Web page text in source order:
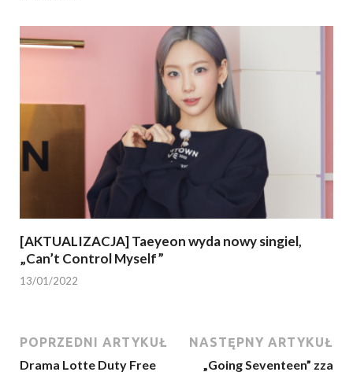
[AKTUALIZACJA] Taeyeon wyda nowy singiel,
„Can’t Control Myself”
13/01/2022
POPRZEDNI ARTYKUŁ
Drama Lotte Duty Free
NASTĘPNY ARTYKUŁ
„Going Seventeen” zza